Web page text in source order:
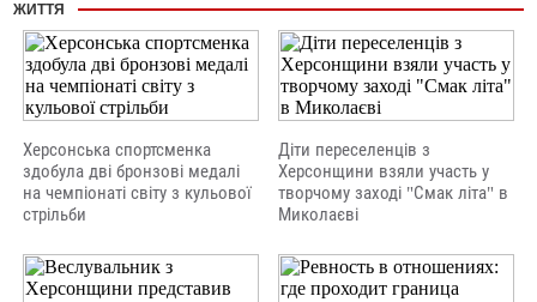
ЖИТТЯ
Херсонська спортсменка
здобула дві бронзові медалі
на чемпіонаті світу з кульової
стрільби
Діти переселенців з
Херсонщини взяли участь у
творчому заході "Смак літа" в
Миколаєві